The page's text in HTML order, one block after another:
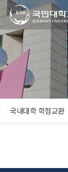
국민대학교
국내대학 학점교환